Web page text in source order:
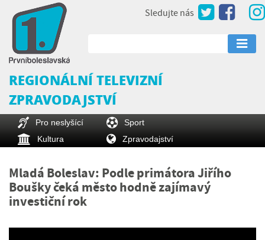
Sledujte nás
REGIONÁLNÍ TELEVIZNÍ
ZPRAVODAJSTVÍ
Pro neslyšící
Sport
Kultura
Zpravodajství
Mladá Boleslav: Podle primátora Jiřího
Boušky čeká město hodně zajímavý
investiční rok